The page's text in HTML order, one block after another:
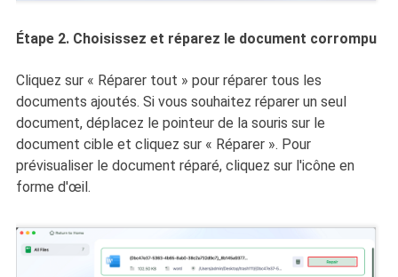
Étape 2. Choisissez et réparez le document corrompu
Cliquez sur « Réparer tout » pour réparer tous les
documents ajoutés. Si vous souhaitez réparer un seul
document, déplacez le pointeur de la souris sur le
document cible et cliquez sur « Réparer ». Pour
prévisualiser le document réparé, cliquez sur l'icône en
forme d'œil.